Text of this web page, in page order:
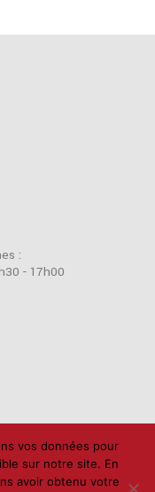
:
- 17h00
iPhone
RAM
vos données pour
sur notre site. En
avoir obtenu votre